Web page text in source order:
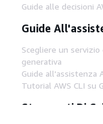
Guide alle decisioni
Guide
Scegliere un
generativa
Guide all'assistenza
Tutorial AWS CLI su
Strumenti Di